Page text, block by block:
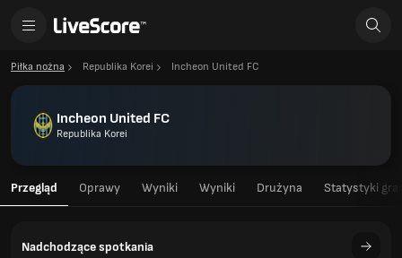
Piłka nożna Republika Korei Incheon United FC
Incheon United FC
Republika Korei
Przegląd Oprawy Wyniki Wyniki Drużyna Statystyki
Nadchodzące spotkania